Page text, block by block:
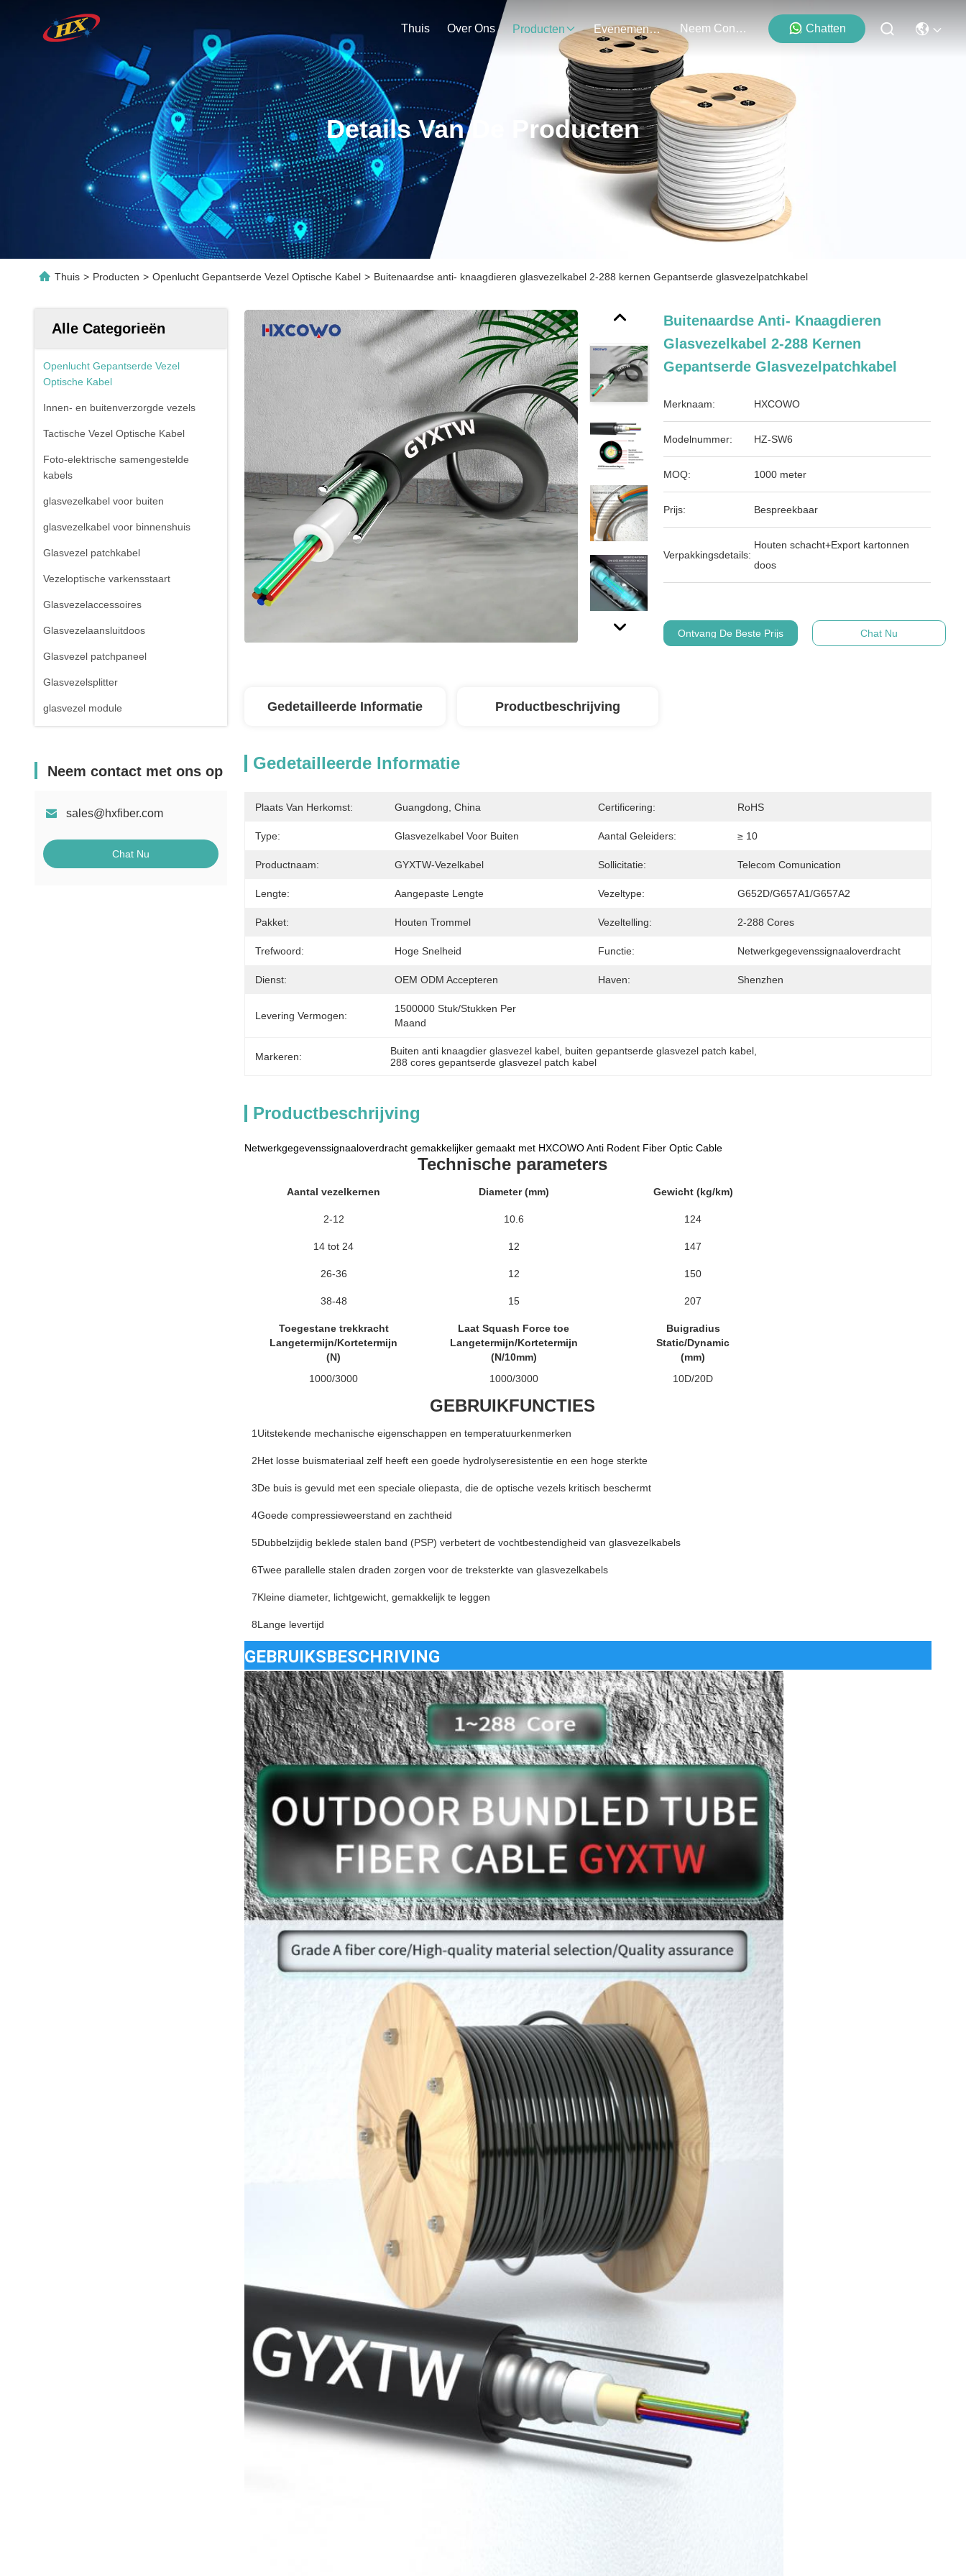
Thuis Over Ons Producten Evenementen Neem Contact Met Ons Op Chatten
Details Van De Producten
Thuis > Producten > Openlucht Gepantserde Vezel Optische Kabel > Buitenaardse anti- knaagdieren glasvezelkabel 2-288 kernen Gepantserde glasvezelpatchkabel
Alle Categorieën
Openlucht Gepantserde Vezel
Optische Kabel
Innen- en buitenverzorgde vezels
Tactische Vezel Optische Kabel
Foto-elektrische samengestelde
kabels
glasvezelkabel voor buiten
glasvezelkabel voor binnenshuis
Glasvezel patchkabel
Vezeloptische varkensstaart
Glasvezelaccessoires
Glasvezelaansluitdoos
Glasvezel patchpaneel
Glasvezelsplitter
glasvezel module
Neem contact met ons op
sales@hxfiber.com
Chat Nu
Buitenaardse Anti- Knaagdieren
Glasvezelkabel 2-288 Kernen
Gepantserde Glasvezelpatchkabel
Merknaam: HXCOWO
Modelnummer: HZ-SW6
MOQ: 1000 meter
Prijs: Bespreekbaar
Verpakkingsdetails:
Houten schacht+Export kartonnen
doos
Ontvang De Beste Prijs Chat Nu
Gedetailleerde Informatie Productbeschrijving
Gedetailleerde Informatie
Plaats Van Herkomst: Guangdong, China Certificering: RoHS
Type: Glasvezelkabel Voor Buiten Aantal Geleiders: ≥ 10
Productnaam: GYXTW-Vezelkabel Sollicitatie: Telecom Comunication
Lengte: Aangepaste Lengte Vezeltype: G652D/G657A1/G657A2
Pakket: Houten Trommel Vezeltelling: 2-288 Cores
Trefwoord: Hoge Snelheid Functie: Netwerkgegevenssignaaloverdracht
Dienst: OEM ODM Accepteren Haven: Shenzhen
Levering Vermogen:
1500000 Stuk/Stukken Per
Maand
Markeren: Buiten anti knaagdier glasvezel kabel buiten gepantserde glasvezel patch kabel
288 cores gepantserde glasvezel patch kabel
Productbeschrijving
Netwerkgegevenssignaaloverdracht gemakkelijker gemaakt met HXCOWO Anti Rodent Fiber Optic Cable
Technische parameters
Aantal vezelkernen Diameter (mm) Gewicht (kg/km)
2-12 10.6 124
14 tot 24 12 147
26-36 12 150
38-48 15 207
Toegestane trekkracht
Langetermijn/Kortetermijn
(N)
Laat Squash Force toe
Langetermijn/Kortetermijn
(N/10mm)
Buigradius
Static/Dynamic
(mm)
1000/3000
1000/3000 10D/20D
GEBRUIKFUNCTIES
1Uitstekende mechanische eigenschappen en temperatuurkenmerken
2Het losse buismateriaal zelf heeft een goede hydrolyseresistentie en een hoge sterkte
3De buis is gevuld met een speciale oliepasta, die de optische vezels kritisch beschermt
4Goede compressieweerstand en zachtheid
5Dubbelzijdig beklede stalen band (PSP) verbetert de vochtbestendigheid van glasvezelkabels
6Twee parallelle stalen draden zorgen voor de treksterkte van glasvezelkabels
7Kleine diameter, lichtgewicht, gemakkelijk te leggen
8Lange levertijd
GEBRUIKSBESCHRIVING